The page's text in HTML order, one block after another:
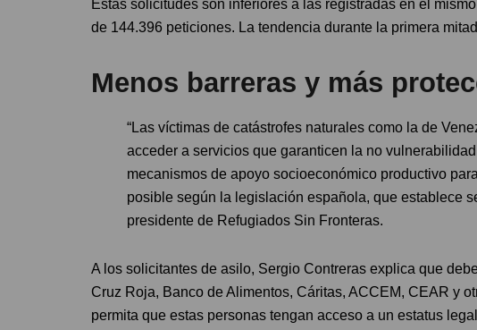
Estas solicitudes son inferiores a las registradas en el
de 144.396 peticiones. La tendencia durante la primera
Menos barreras y más
“Las víctimas de catástrofes naturales como la de
acceder a servicios que garanticen la no
mecanismos de apoyo socioeconómico productivo
posible según la legislación española, que establece
presidente de Refugiados Sin Fronteras.
A los solicitantes de asilo, Sergio Contreras explica que
Cruz Roja, Banco de Alimentos, Cáritas, ACCEM, CEAR y
permita que estas personas tengan acceso a un estatus